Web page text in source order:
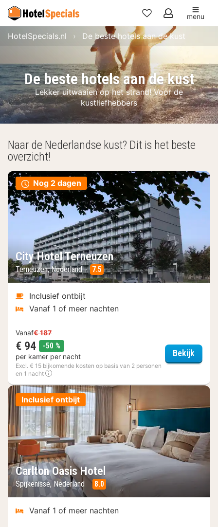
Mijn
favorieten
menu
De beste hotels aan de kust
Lekker uitwaaien op het strand! Voor de
kustliefhebbers
HotelSpecials.nl De beste hotels aan de kust
Naar de Nederlandse kust? Dit is het beste
overzicht!
Nog 2 dagen
City Hotel Terneuzen
Terneuzen, Nederland 7.5
Inclusief ontbijt
Vanaf 1 of meer nachten
Vanaf€ 187
€ 94 -50 %
per kamer per nacht
Excl. € 15 bijkomende kosten op basis van 2 personen
en 1 nacht
Bekijk
Inclusief ontbijt
Carlton Oasis Hotel
Spijkenisse, Nederland 8.0
Vanaf 1 of meer nachten